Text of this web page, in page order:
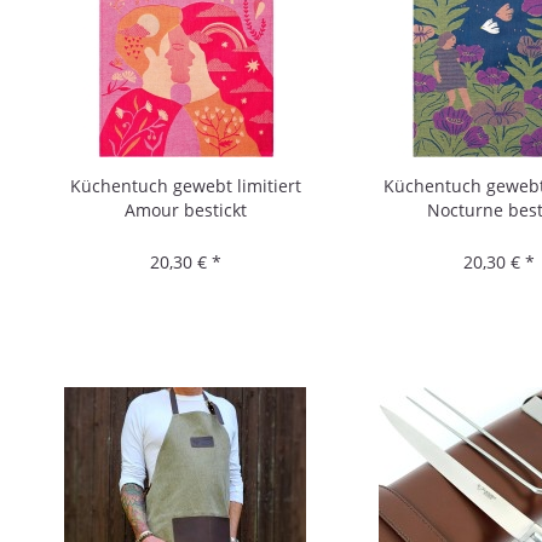
Küchentuch gewebt limitiert
Amour bestickt
20,30 € *
Küchentuch
Nocturne
20,30 € *